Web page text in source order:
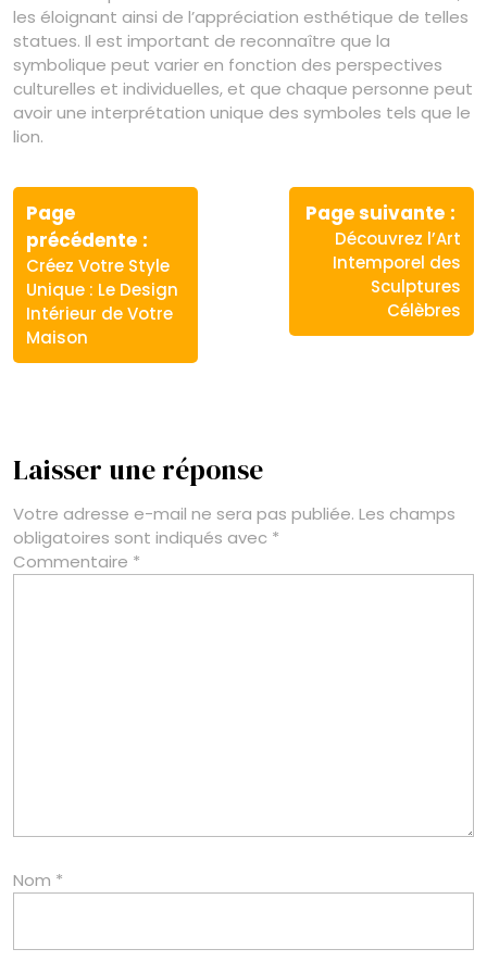
les éloignant ainsi de l’appréciation esthétique de telles
statues. Il est important de reconnaître que la
symbolique peut varier en fonction des perspectives
culturelles et individuelles, et que chaque personne peut
avoir une interprétation unique des symboles tels que le
lion.
Navigation
de
l’article
Page
précédente
précédent
:
Créez Votre Style
Unique : Le Design
Intérieur de Votre
Maison
Page suivante
Article
suivant
Découvrez l’Art
Intemporel des
Sculptures
Célèbres
Laisser une réponse
Votre adresse e-mail ne sera pas publiée. Les champs
obligatoires sont indiqués avec *
Commentaire *
Nom *